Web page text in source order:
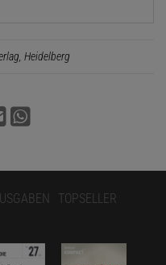
Heidelberg
TOPSELLER